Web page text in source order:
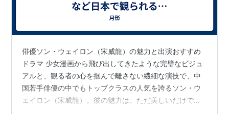
俳優ソン・ウェイロン（宋威龍）の魅力と出演おすすめ
ドラマ 少女漫画から飛び出してきたような完璧なビジュ
アルと、観る者の心を掴んで離さない繊細な演技で、中
国若手俳優の中でもトップクラスの人気を誇るソン・ウ
ェイロン（宋威龍）。彼の魅力は、ただ美しいだけでな